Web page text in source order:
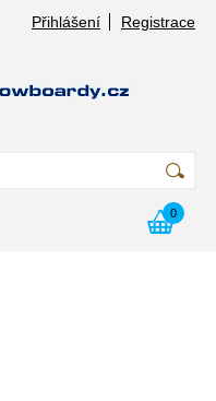
Přihlášení Registrace
0